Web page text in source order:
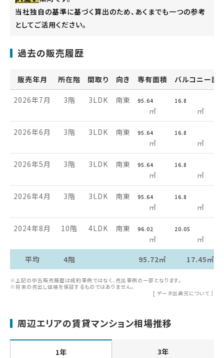
当社独自の基準に基づく算出のため、あくまでも一つの参考
としてご活用ください。
過去の販売履歴
販売年月 所在階 間取り 向き 専有面積 バルコニー面
2026年7月 3階 3LDK 南東 95.64
㎡
16.8
㎡
2026年6月 3階 3LDK 南東 95.64
㎡
16.8
㎡
2026年5月 3階 3LDK 南東 95.64
㎡
16.8
㎡
2026年4月 3階 3LDK 南東 95.64
㎡
16.8
㎡
2024年8月 10階 4LDK 南東 96.02
㎡
20.05
㎡
平均
4階 95.72㎡ 17.45㎡
※上記の中古販売履歴は成約事例ではなく、売出事例の一部となります。
※将来の売出し価格を保証するものではありません。
[ データ出典元について ］
周辺エリアの賃貸マンション相場推移
1年 3年